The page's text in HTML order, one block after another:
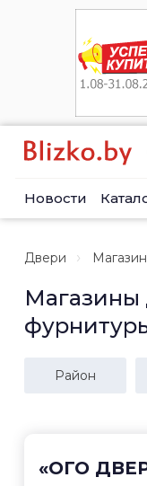
Новости
Двери
Магазины
Район
«ОГО